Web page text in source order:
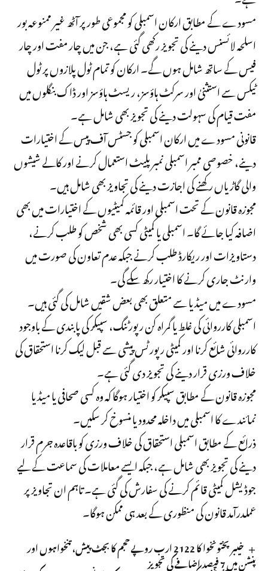
مسودے کے مطابق ارکان اسمبلی کو مجموعی طور پر آٹھ غیر ممنوعہ بور
اسلحہ لائسنس دینے کی تجویز رکھی گئی ہے، جن میں چار مفت اور چار
فیس کے ساتھ شامل ہوں گے۔ ارکان کو تمام ٹول پلازوں پر ٹول
ٹیکس سے استثنیٰ اور سرکٹ ہاؤسز، ریسٹ ہاؤسز اور ڈاک بنگلوں میں
مفت قیام کی سہولت دینے کی تجویز بھی شامل ہے۔
قانونی مسودے میں ارکان اسمبلی کو جسٹس آف پیس کے اختیارات
دینے، خصوصی ممبر اسمبلی نمبر پلیٹ استعمال کرنے اور کالے شیشوں
والی گاڑیاں رکھنے کی اجازت دینے کی تجاویز بھی شامل ہیں۔
مجوزہ قانون کے تحت اسمبلی اور قائمہ کمیٹیوں کے اختیارات میں بھی
اضافہ کیا جائے گا۔ اسمبلی یا کمیٹی کسی بھی شخص کو طلب کرنے،
دستاویزات اور ریکارڈ طلب کرنے جبکہ عدم تعاون کی صورت میں
وارنٹ جاری کرنے کا اختیار رکھ سکے گی۔
مسودے میں میڈیا سے متعلق بھی بعض شقیں شامل کی گئی ہیں۔
اسمبلی کارروائی کی غلط یا گمراہ کن رپورٹنگ، سپیکر کی پابندی کے باوجود
کارروائی شائع کرنا اور کمیٹی رپورٹس پیشی سے قبل لیک کرنا استحقاق کی
خلاف ورزی قرار دینے کی تجویز دی گئی ہے۔
مجوزہ قانون کے مطابق سپیکر کو اختیار ہوگا کہ وہ کسی صحافی یا میڈیا
نمائندے کا اسمبلی میں داخلہ محدود یا منسوخ کر سکیں۔
ذرائع کے مطابق اسمبلی استحقاق کی خلاف ورزی کو باقاعدہ جرم قرار
دینے کی تجویز بھی شامل ہے، جبکہ ایسے معاملات کی سماعت کے لیے
جوڈیشل کمیٹی قائم کرنے کی سفارش کی گئی ہے۔ تاہم ان تجاویز پر
عملدرآمد قانون کی منظوری کے بعد ہی ممکن ہوگا۔
خیبرپختونخوا کا 2122 ارب روپے حجم کا بجٹ پیش، تنخواہوں اور
پنشن میں 7 فیصد اضافے کی تجویز